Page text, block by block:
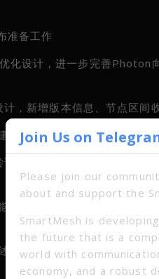
准备工作
化设计，进一步完善Photon
，新增版本信息、节点区间
，加入CaseManager自动测
，对部分Case场景进行时
试，包括：常规合约功能
及示例更新，包括：版本信
Join Us on
Please join our
about and support the
SmartMesh is
the future that is a
world with
economy, and a robust